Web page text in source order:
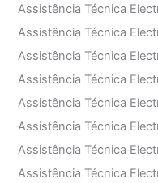
Assistência Técnica
Assistência Técnica
Assistência Técnica
Assistência Técnica
Assistência Técnica
Assistência Técnica
Assistência Técnica
Assistência Técnica